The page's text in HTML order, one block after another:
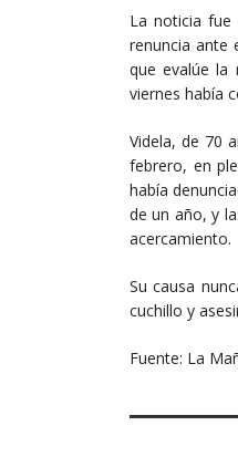
La noticia fue
renuncia ante
que evalúe la
viernes había
Videla, de 70
febrero, en
había
de un año, y
acercamiento.
Su causa
cuchillo y
Fuente: La